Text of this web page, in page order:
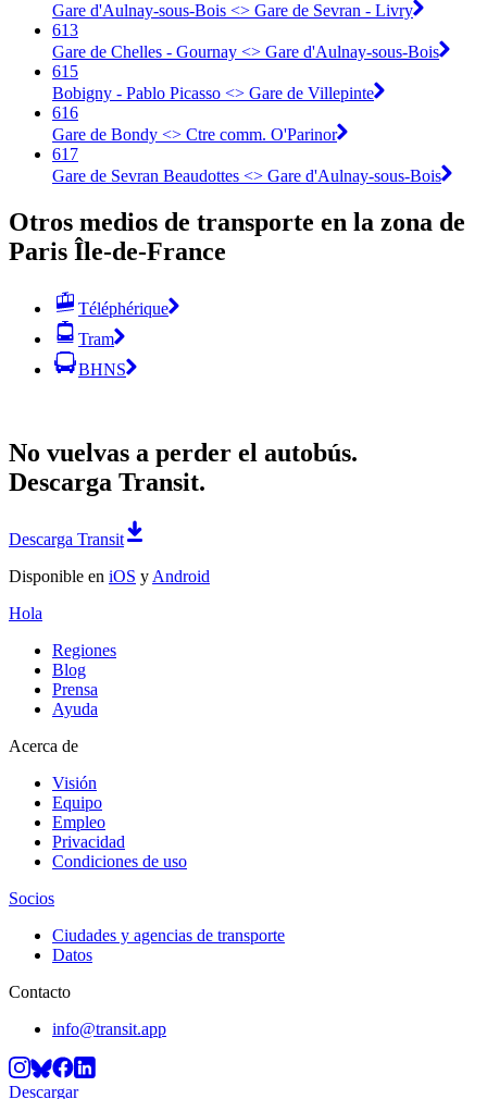
Gare d'Aulnay-sous-Bois <> Gare de Sevran - Livry
613
Gare de Chelles - Gournay <> Gare d'Aulnay-sous-Bois
615
Bobigny - Pablo Picasso <> Gare de Villepinte
616
Gare de Bondy <> Ctre comm. O'Parinor
617
Gare de Sevran Beaudottes <> Gare d'Aulnay-sous-Bois
Otros medios de transporte en la zona de
Paris Île-de-France
Téléphérique
Tram
BHNS
No vuelvas a perder el autobús.
Descarga Transit.
Descarga Transit
Disponible en iOS y Android
Hola
Regiones
Blog
Prensa
Ayuda
Acerca de
Visión
Equipo
Empleo
Privacidad
Condiciones de uso
Socios
Ciudades y agencias de transporte
Datos
Contacto
info@transit.app
Descargar